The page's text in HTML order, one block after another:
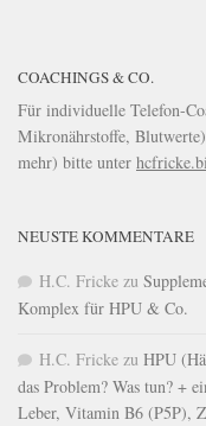
COACHINGS & CO.
Für individuelle Telefon-
Mikronährstoffe,
mehr) bitte unter
NEUSTE KOMMENTARE
H.C. Fricke zu
Komplex für HPU & Co.
H.C. Fricke zu HPU
das Problem? Was tun? +
Leber, Vitamin B6 (P5P),